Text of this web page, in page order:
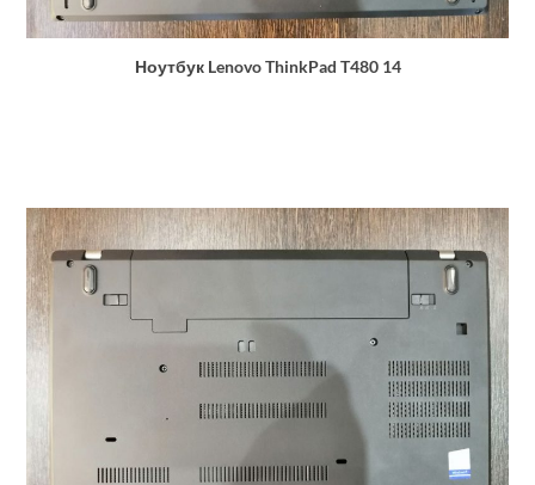
Ноутбук Lenovo ThinkPad T480 14